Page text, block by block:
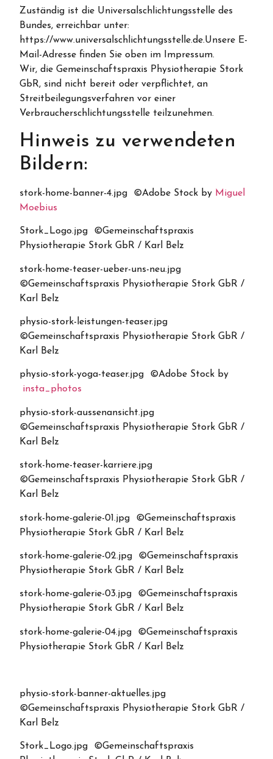
Zuständig ist die Universalschlichtungsstelle des
Bundes, erreichbar unter:
https://www.universalschlichtungsstelle.de.Unsere E-
Mail-Adresse finden Sie oben im Impressum.
Wir, die Gemeinschaftspraxis Physiotherapie Stork
GbR, sind nicht bereit oder verpflichtet, an
Streitbeilegungsverfahren vor einer
Verbraucherschlichtungsstelle teilzunehmen.
Hinweis zu verwendeten
Bildern:
stork-home-banner-4.jpg ©Adobe Stock by Miguel
Moebius
Stork_Logo.jpg ©Gemeinschaftspraxis
Physiotherapie Stork GbR / Karl Belz
stork-home-teaser-ueber-uns-neu.jpg
©Gemeinschaftspraxis Physiotherapie Stork GbR /
Karl Belz
physio-stork-leistungen-teaser.jpg
©Gemeinschaftspraxis Physiotherapie Stork GbR /
Karl Belz
physio-stork-yoga-teaser.jpg ©Adobe Stock by
insta_photos
physio-stork-aussenansicht.jpg
©Gemeinschaftspraxis Physiotherapie Stork GbR /
Karl Belz
stork-home-teaser-karriere.jpg
©Gemeinschaftspraxis Physiotherapie Stork GbR /
Karl Belz
stork-home-galerie-01.jpg ©Gemeinschaftspraxis
Physiotherapie Stork GbR / Karl Belz
stork-home-galerie-02.jpg ©Gemeinschaftspraxis
Physiotherapie Stork GbR / Karl Belz
stork-home-galerie-03.jpg ©Gemeinschaftspraxis
Physiotherapie Stork GbR / Karl Belz
stork-home-galerie-04.jpg ©Gemeinschaftspraxis
Physiotherapie Stork GbR / Karl Belz
physio-stork-banner-aktuelles.jpg
©Gemeinschaftspraxis Physiotherapie Stork GbR /
Karl Belz
Stork_Logo.jpg ©Gemeinschaftspraxis